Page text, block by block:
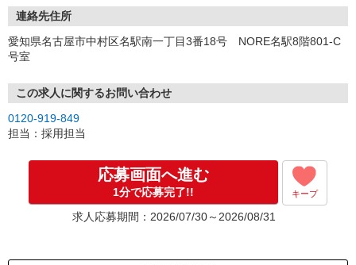
★スマホでWEB面接（LINEなど）・出張面接・事務所面接と選べま
す
③面接実施（履歴書不要）
④勤務開始（スタート日は応相談）
お気軽にご応募ください♪
連絡先住所
愛知県名古屋市中村区名駅南一丁目3番18号 NORE名駅8階801-C
号室
この求人に関するお問い合わせ
0120-919-849
担当：採用担当
応募画面へ進む
1分で応募完了!! キープ
求人応募期間：2026/07/30～2026/08/31